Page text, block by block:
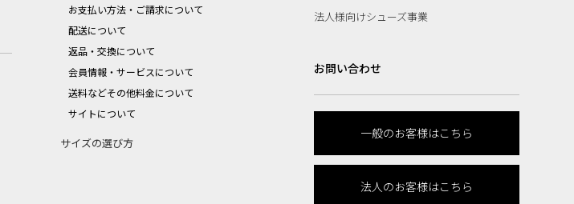
お支払い方法・ご請求について
配送について
返品・交換について
会員情報・サービスについて
送料などその他料金について
サイトについて
サイズの選び方
法人様向けシューズ事業
お問い合わせ
一般のお客様はこちら
法人のお客様はこちら